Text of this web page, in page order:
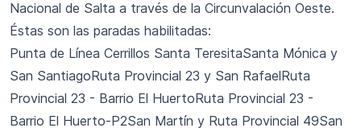
Nacional de Salta a través de la Circunvalación Oeste.
Éstas son las paradas habilitadas:
Punta de Línea Cerrillos Santa TeresitaSanta Mónica y
San SantiagoRuta Provincial 23 y San RafaelRuta
Provincial 23 - Barrio El HuertoRuta Provincial 23 -
Barrio El Huerto-P2San Martín y Ruta Provincial 49San